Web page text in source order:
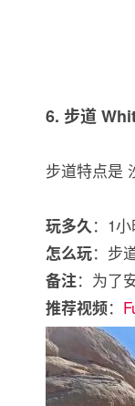
6. 步道
步道特点是
玩多久：1
怎么玩：步
备注：为了
推荐视频：